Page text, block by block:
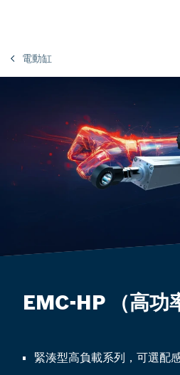
電動缸
EMC-HP （高功
緊湊型高負載系列，可選配